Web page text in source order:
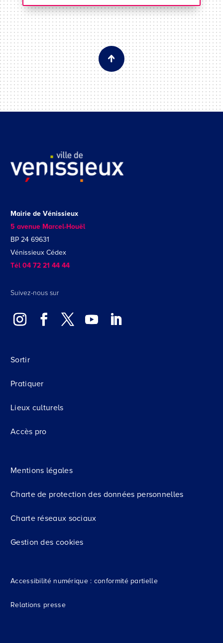
Mairie de Vénissieux
5 avenue Marcel-Houël
BP 24 69631
Vénissieux Cédex
Tél 04 72 21 44 44
Suivez-nous sur
Sortir
Pratiquer
Lieux culturels
Accès pro
Mentions légales
Charte de protection des données personnelles
Charte réseaux sociaux
Gestion des cookies
Accessibilité numérique : conformité partielle
Relations presse